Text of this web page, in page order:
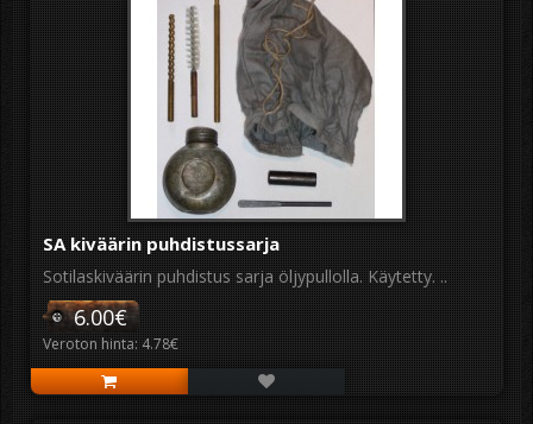
SA kiväärin puhdistussarja
Sotilaskiväärin puhdistus sarja öljypullolla. Käytetty. ..
6.00€
Veroton hinta: 4.78€